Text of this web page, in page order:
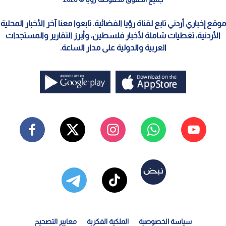
موقع إخباري أردني تابع لقناة رؤيا الفضائية. تابعوا معنا آخر الأخبار المحلية
الأردنية، تغطيات شاملة لأخبار فلسطين، وأبرز التقارير والمستجدات
العربية والدولية على مدار الساعة.
سياسة الخصوصية الملكية الفكرية معايير التصحيح